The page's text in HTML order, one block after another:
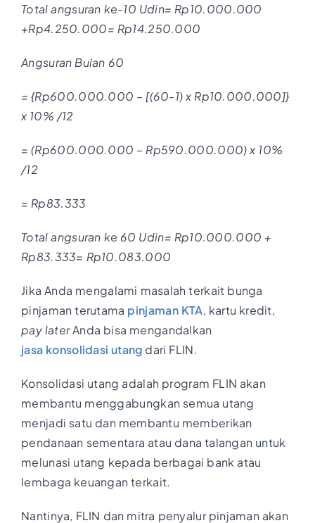
Total angsuran ke-10 Udin= Rp10.000.000
+Rp4.250.000= Rp14.250.000
Angsuran Bulan 60
= {Rp600.000.000 – [(60-1) x Rp10.000.000]}
x 10% /12
= (Rp600.000.000 – Rp590.000.000) x 10%
/12
= Rp83.333
Total angsuran ke 60 Udin= Rp10.000.000 +
Rp83.333= Rp10.083.000
Jika Anda mengalami masalah terkait bunga
pinjaman terutama pinjaman KTA, kartu kredit,
pay laterAnda bisa mengandalkan
jasa konsolidasi utang dari FLIN.
Konsolidasi utang adalah program FLIN akan
membantu menggabungkan semua utang
menjadi satu dan membantu memberikan
pendanaan sementara atau dana talangan untuk
melunasi utang kepada berbagai bank atau
lembaga keuangan terkait.
Nantinya, FLIN dan mitra penyalur pinjaman akan